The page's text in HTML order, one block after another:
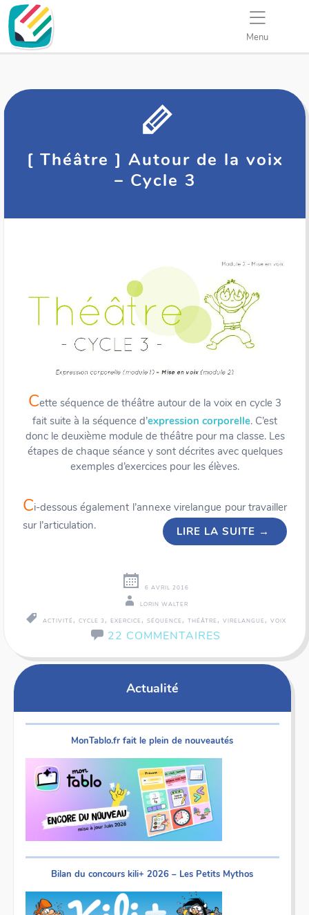
Menu
[ Théâtre ] Autour de la voix
– Cycle 3
Cette séquence de théâtre autour de la voix en cycle 3
fait suite à la séquence d’expression corporelle. C’est
donc le deuxième module de théâtre pour ma classe. Les
étapes de chaque séance y sont décrites avec quelques
exemples d’exercices pour les élèves.
Ci-dessous également l’annexe virelangue pour travailler
sur l’articulation.
LIRE LA SUITE →
6 AVRIL 2016
LORIN WALTER
ACTIVITÉ , CYCLE 3 , EXERCICE , SÉQUENCE , THÉÂTRE , VIRELANGUE , VOIX
22 COMMENTAIRES
Actualité
MonTablo.fr fait le plein de nouveautés
Bilan du concours kili+ 2026 – Les Petits Mythos